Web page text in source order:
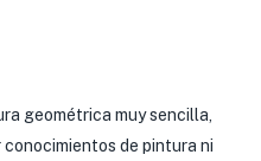
geométrica muy sencilla,
de pintura ni